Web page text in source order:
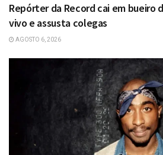
Repórter da Record cai em bueiro
vivo e assusta colegas
AGOSTO 6, 2026